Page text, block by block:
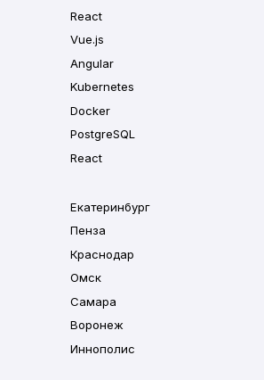
React
Vue.js
Angular
Kubernetes
Docker
PostgreSQL
React
Екатеринбург
Пенза
Краснодар
Омск
Самара
Воронеж
Иннополис